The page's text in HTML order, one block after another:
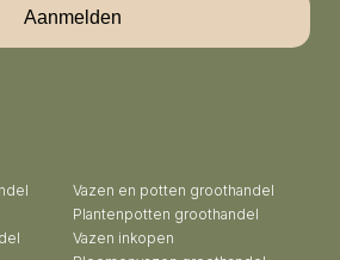
Aanmelden
Vazen en potten groothandel
Plantenpotten groothandel
Vazen inkopen